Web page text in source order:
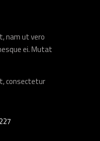
nam ut vero
ei. Mutat
consectetur